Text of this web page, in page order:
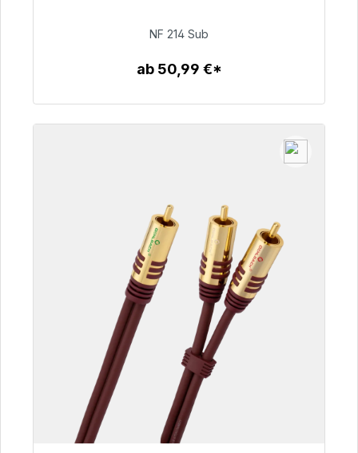
94,00 €
NF 214 Sub
ab 50,99 €*